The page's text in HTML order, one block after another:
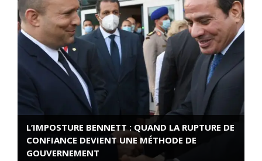
L’IMPOSTURE BENNETT : QUAND LA RUPTURE DE
CONFIANCE DEVIENT UNE MÉTHODE DE
GOUVERNEMENT